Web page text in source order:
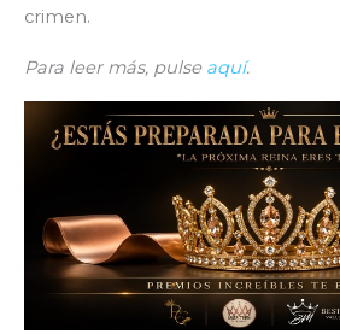
crimen.
Para leer más, pulse aquí.